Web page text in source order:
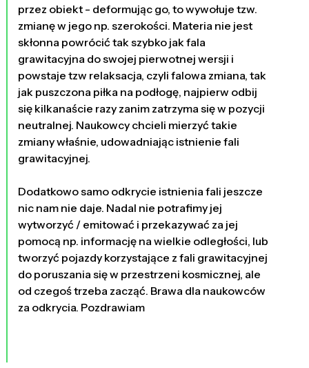
przez obiekt - deformując go, to wywołuje tzw.
zmianę w jego np. szerokości. Materia nie jest
skłonna powrócić tak szybko jak fala
grawitacyjna do swojej pierwotnej wersji i
powstaje tzw relaksacja, czyli falowa zmiana, tak
jak puszczona piłka na podłogę, najpierw odbij
się kilkanaście razy zanim zatrzyma się w pozycji
neutralnej. Naukowcy chcieli mierzyć takie
zmiany właśnie, udowadniając istnienie fali
grawitacyjnej.
Dodatkowo samo odkrycie istnienia fali jeszcze
nic nam nie daje. Nadal nie potrafimy jej
wytworzyć / emitować i przekazywać za jej
pomocą np. informację na wielkie odległości, lub
tworzyć pojazdy korzystające z fali grawitacyjnej
do poruszania się w przestrzeni kosmicznej, ale
od czegoś trzeba zacząć. Brawa dla naukowców
za odkrycia. Pozdrawiam